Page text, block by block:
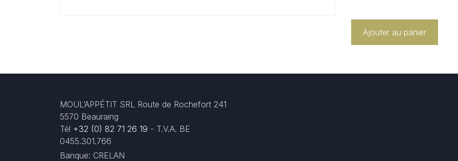
Ajouter au panier
MOUL’APPÉTIT SRL Route de Rochefort 241
5570 Beauraing
Tél +32 (0) 82 71 26 19 - T.V.A. BE
0455.301.766
Banque: CRELAN